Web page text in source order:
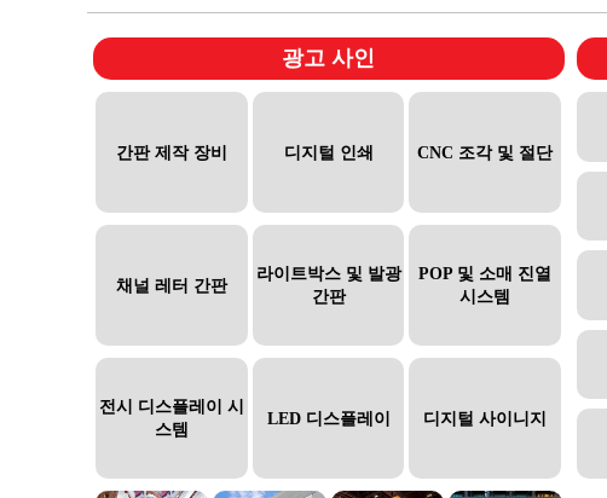
광고 사인
간판 제작 장비 디지털 인쇄 CNC 조각 및 절단
채널 레터 간판
라이트박스 및 발광
간판
POP 및 소매 진열
시스템
전시 디스플레이 시
스템
LED 디스플레이 디지털 사이니지